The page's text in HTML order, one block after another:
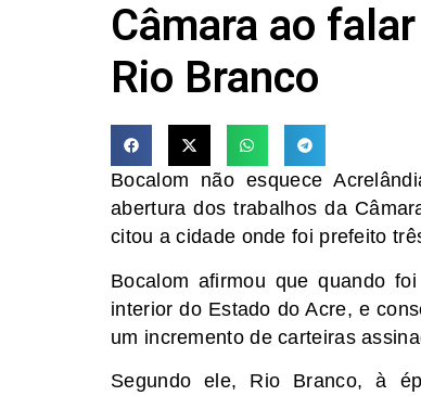
Câmara ao
Rio Branco
Bocalom não esquece
abertura dos trabalhos da
citou a cidade onde foi prefeito
Bocalom afirmou que quando
interior do Estado do Acre, e
um incremento de carteiras
Segundo ele, Rio Branco, à